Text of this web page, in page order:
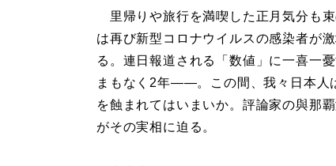
里帰りや旅行を満喫した正月気分も
は再び新型コロナウイルスの感染者が
る。連日報道される「数値」に一喜一
まもなく2年――。この間、我々日本人
を蝕まれてはいまいか。評論家の與那覇
がその実相に迫る。